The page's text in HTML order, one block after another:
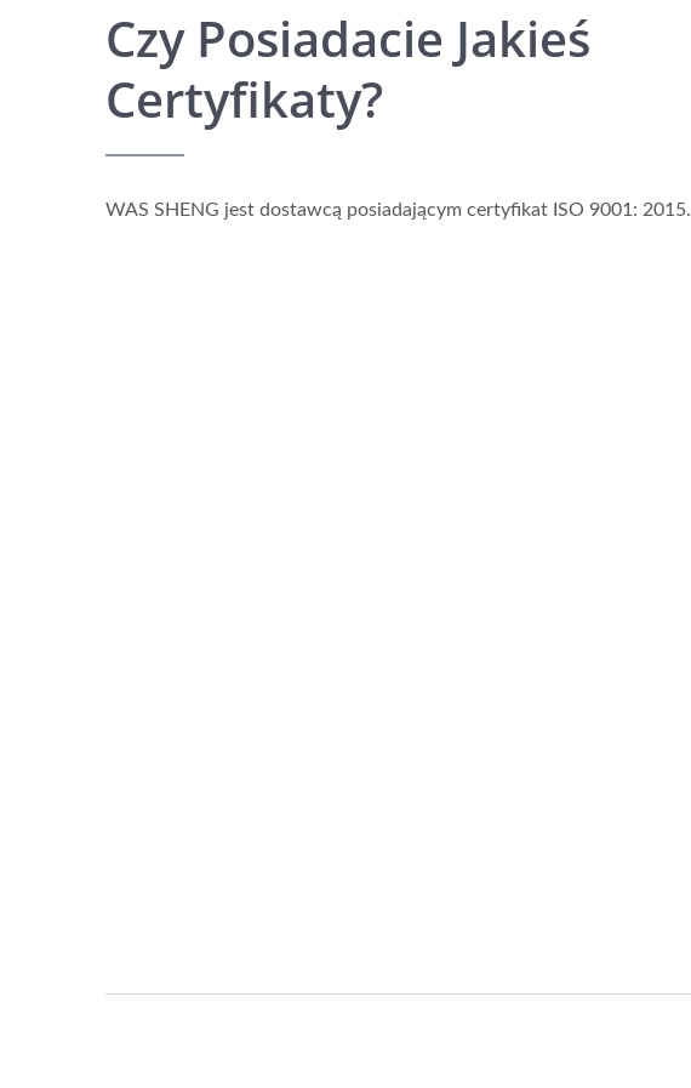
Czy Posiadacie Jakieś
Certyfikaty?
WAS SHENG jest dostawcą posiadającym certyfikat ISO 9001: 2015.